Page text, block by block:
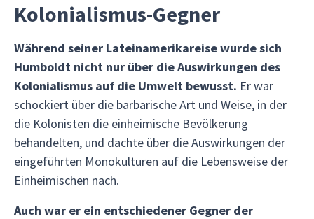
Kolonialismus-Gegner
Während seiner Lateinamerikareise wurde sich
Humboldt nicht nur über die Auswirkungen des
Kolonialismus auf die Umwelt bewusst. Er war
schockiert über die barbarische Art und Weise, in der
die Kolonisten die einheimische Bevölkerung
behandelten, und dachte über die Auswirkungen der
eingeführten Monokulturen auf die Lebensweise der
Einheimischen nach.
Auch war er ein entschiedener Gegner der